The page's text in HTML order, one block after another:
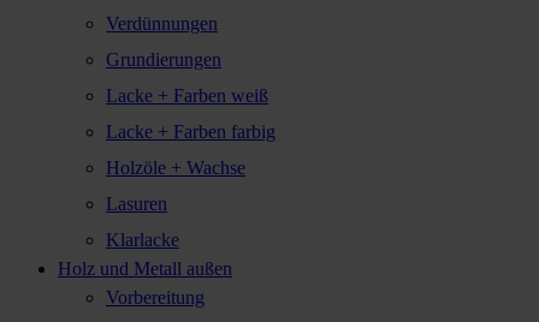
Verdünnungen
Grundierungen
Lacke + Farben weiß
Lacke + Farben farbig
Holzöle + Wachse
Lasuren
Klarlacke
Holz und Metall außen
Vorbereitung